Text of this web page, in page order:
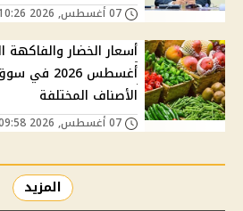
أغسطس
الأصناف المختلفة
المزيد